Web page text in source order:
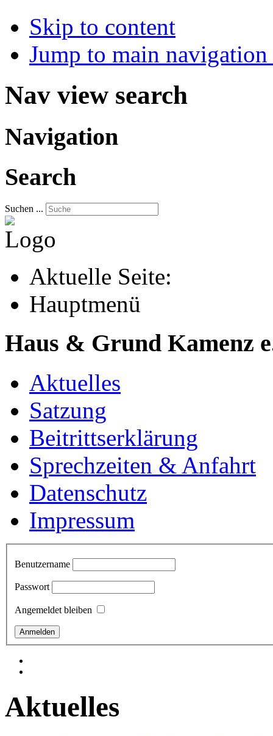
Skip to content
Jump to main
Nav view search
Navigation
Search
Suchen ...
Aktuelle Seite:
Hauptmenü
Haus & Grund Kamenz
Aktuelles
Satzung
Beitrittserklärung
Sprechzeiten & Anfahrt
Datenschutz
Impressum
Benutzername
Passwort
Angemeldet bleiben
Aktuelles